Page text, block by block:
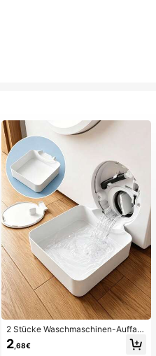
2 Stücke Waschmaschinen-Auffan
gwanne Tropfschale, wasserdichte
Bodenschutzmatte für Waschraum,
2 ,68€